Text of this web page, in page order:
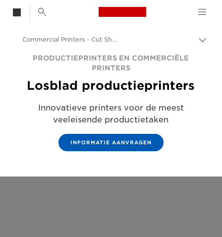
Canon Logo, back
Canon
Commercial Printers - Cut Sheet Printers
PRODUCTIEPRINTERS EN COMMERCIËLE
PRINTERS
Losblad productieprinters
Innovatieve printers voor de meest
veeleisende productietaken
INFORMATIE AANVRAGEN